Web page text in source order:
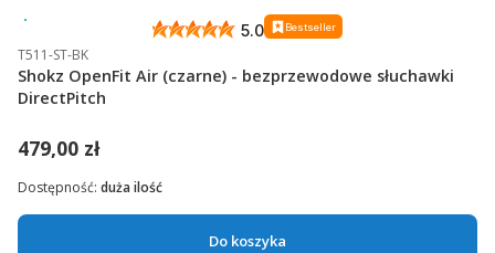
5.0 Bestseller
T511-ST-BK
Shokz OpenFit Air (czarne) - bezprzewodowe słuchawki
DirectPitch
479,00 zł
Do koszyka
Dostępność: duża ilość